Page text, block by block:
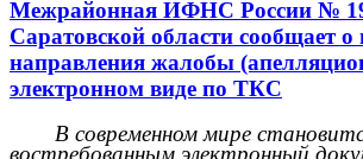
Межрайонная ИФНС России №
Саратовской области сообщает
направления жалобы
электронном виде по ТКС
В современном мире
востребованным электронный